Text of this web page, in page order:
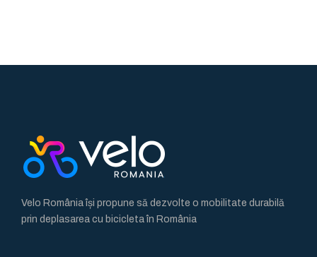
Velo România își propune să dezvolte o mobilitate durabilă
prin deplasarea cu bicicleta în România